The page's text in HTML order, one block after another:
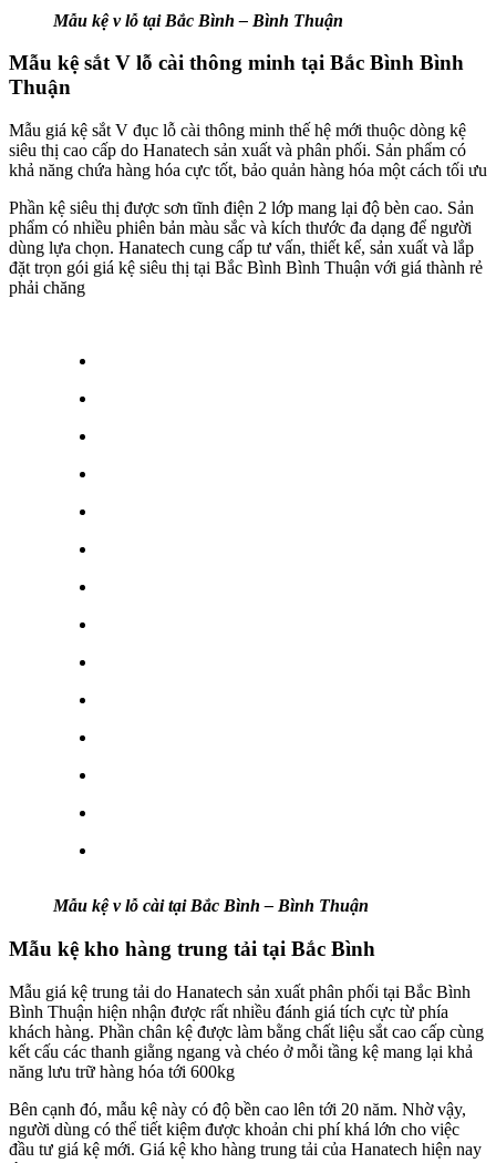
Mẫu kệ v lỗ tại Bắc Bình – Bình Thuận
Mẫu kệ sắt V lỗ cài thông minh tại Bắc Bình Bình
Thuận
Mẫu giá kệ sắt V đục lỗ cài thông minh thế hệ mới thuộc dòng kệ
siêu thị cao cấp do Hanatech sản xuất và phân phối. Sản phẩm có
khả năng chứa hàng hóa cực tốt, bảo quản hàng hóa một cách tối ưu
Phần kệ siêu thị được sơn tĩnh điện 2 lớp mang lại độ bèn cao. Sản
phẩm có nhiều phiên bản màu sắc và kích thước đa dạng để người
dùng lựa chọn. Hanatech cung cấp tư vấn, thiết kế, sản xuất và lắp
đặt trọn gói giá kệ siêu thị tại Bắc Bình Bình Thuận với giá thành rẻ
phải chăng
Mẫu kệ v lỗ cài tại Bắc Bình – Bình Thuận
Mẫu kệ kho hàng trung tải tại Bắc Bình
Mẫu giá kệ trung tải do Hanatech sản xuất phân phối tại Bắc Bình
Bình Thuận hiện nhận được rất nhiều đánh giá tích cực từ phía
khách hàng. Phần chân kệ được làm bằng chất liệu sắt cao cấp cùng
kết cấu các thanh giằng ngang và chéo ở mỗi tầng kệ mang lại khả
năng lưu trữ hàng hóa tới 600kg
Bên cạnh đó, mẫu kệ này có độ bền cao lên tới 20 năm. Nhờ vậy,
người dùng có thể tiết kiệm được khoản chi phí khá lớn cho việc
đầu tư giá kệ mới. Giá kệ kho hàng trung tải của Hanatech hiện nay